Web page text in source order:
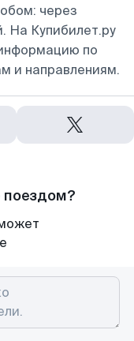
через
На Купибилет.ру
по
и направлениям.
поездом?